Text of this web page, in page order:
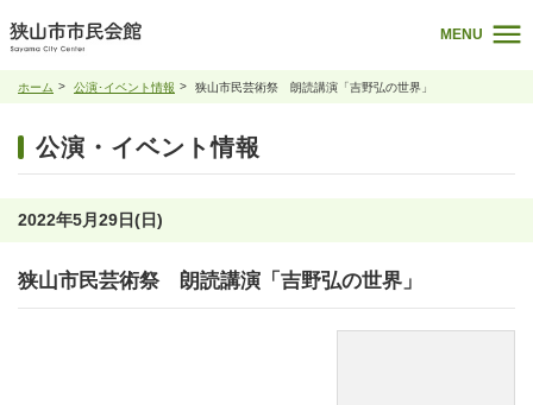
MENU
ホーム 公演･イベント情報 狭山市民芸術祭 朗読講演「吉野弘の世界」
公演・イベント情報
2022年5月29日(日)
狭山市民芸術祭 朗読講演「吉野弘の世界」